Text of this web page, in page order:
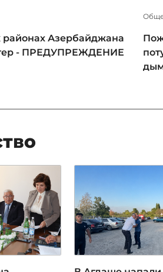
районах Азербайджана
- ПРЕДУПРЕЖДЕНИЕ